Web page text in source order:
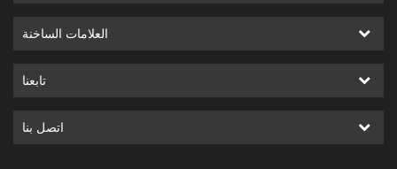
العلامات الساخنة
تابعنا
اتصل بنا